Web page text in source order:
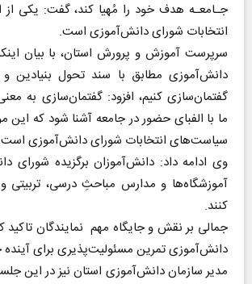
جـامعـه هدف خود را مُهیا کند، گفت: یکی از
‌‌انتخابات شورای دانش‌آموزی است.
سرپرست آموزش و پرورش استان، با بیان
دانش‌آموزی مطابق با سند تحول بنیادین
گفتمان‌سازی کنیم، افزود:‌ گفتمان‌سازی به
ما با الفبای حضور در جامعه آشنا شود که
سیاست‌های انتخابات شورای دانش‌آموزی
وی ادامه داد: دانش‌آموزان برگزیده شورای
آموزشگاه‌ها و مدارس مباحثِ درسی، تربیتی
کنند.
جمالی بر نقش و جایگاه مهم نمایندگان
دانش‌آموزی تمرین مسئولیت‌پذیری برای آینده
مدیر سازمان دانش‌آموزی استان نیز در این